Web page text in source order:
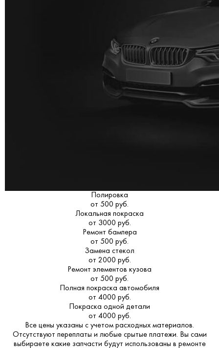
Полировка
от 500 руб.
Локальная покраска
от 3000 руб.
Ремонт бампера
от 500 руб.
Замена стекол
от 2000 руб.
Ремонт элементов кузова
от 500 руб.
Полная покраска автомобиля
от 4000 руб.
Покраска одной детали
от 4000 руб.
Все цены указаны с учетом расходных материалов.
Отсутствуют переплаты и любые срытые платежи. Вы сами
выбираете какие запчасти будут использованы в ремонте